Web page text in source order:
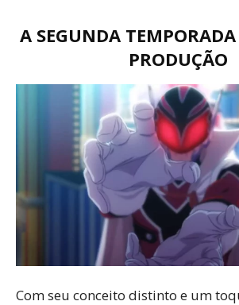
A SEGUNDA TEMPORADA
PRODUÇÃO
Com seu conceito distinto e um